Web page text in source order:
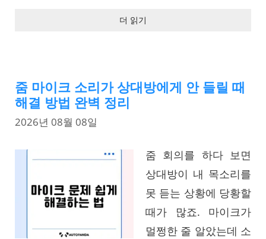
더 읽기
줌 마이크 소리가 상대방에게 안 들릴 때
해결 방법 완벽 정리
2026년 08월 08일
줌 회의를 하다 보면
상대방이 내 목소리를
못 듣는 상황에 당황할
때가 많죠. 마이크가
멀쩡한 줄 알았는데 소